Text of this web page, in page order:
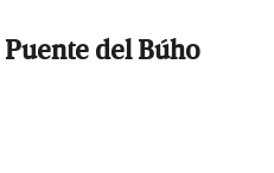
del Búho